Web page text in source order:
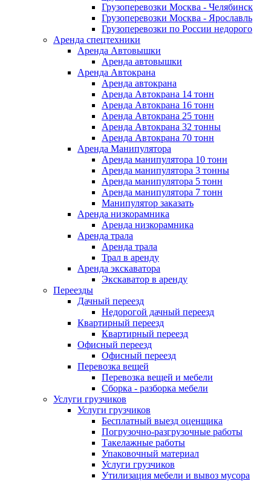
Грузоперевозки Москва - Челябинск
Грузоперевозки Москва - Ярославль
Грузоперевозки по России недорого
Аренда спецтехники
Аренда Автовышки
Аренда автовышки
Аренда Автокрана
Аренда автокрана
Аренда Автокрана 14 тонн
Аренда Автокрана 16 тонн
Аренда Автокрана 25 тонн
Аренда Автокрана 32 тонны
Аренда Автокрана 70 тонн
Аренда Манипулятора
Аренда манипулятора 10 тонн
Аренда манипулятора 3 тонны
Аренда манипулятора 5 тонн
Аренда манипулятора 7 тонн
Манипулятор заказать
Аренда низкорамника
Аренда низкорамника
Аренда трала
Аренда трала
Трал в аренду
Аренда экскаватора
Экскаватор в аренду
Переезды
Дачный переезд
Недорогой дачный переезд
Квартирный переезд
Квартирный переезд
Офисный переезд
Офисный переезд
Перевозка вещей
Перевозка вещей и мебели
Сборка - разборка мебели
Услуги грузчиков
Услуги грузчиков
Бесплатный выезд оценщика
Погрузочно-разгрузочные работы
Такелажные работы
Упаковочный материал
Услуги грузчиков
Утилизация мебели и вывоз мусора